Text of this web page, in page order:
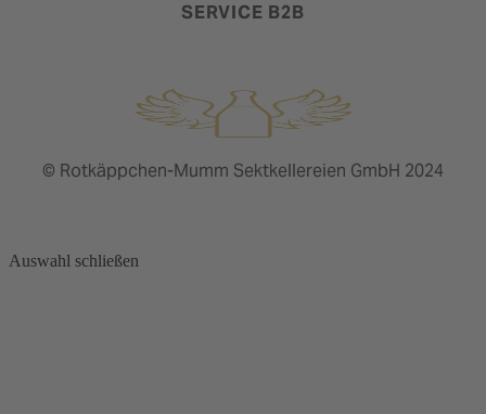
SERVICE B2B
© Rotkäppchen-Mumm Sektkellereien GmbH 2024
Auswahl schließen